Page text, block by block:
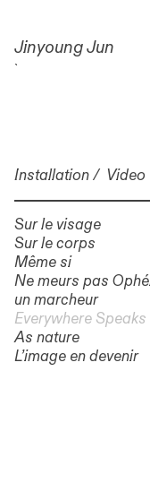
Jinyoung Jun
`
Installation / Video
Sur le visage
Sur le corps
Même si
Ne meurs pas
un marcheur
Everywhere Speaks
As nature
L’image en devenir